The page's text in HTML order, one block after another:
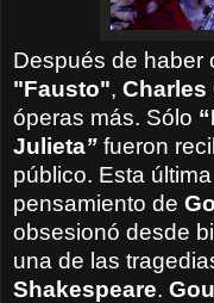
Después de haber
"Fausto", Charles
óperas más. Sólo “
Julieta” fueron
público. Esta
pensamiento de
obsesionó desde
una de las
Shakespeare.